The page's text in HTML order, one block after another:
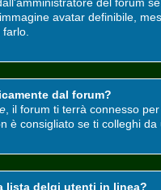
avatar definibile,
dal forum?
, il forum ti terrà connesso
è consigliato se ti colleghi
lista delgi utenti in linea?